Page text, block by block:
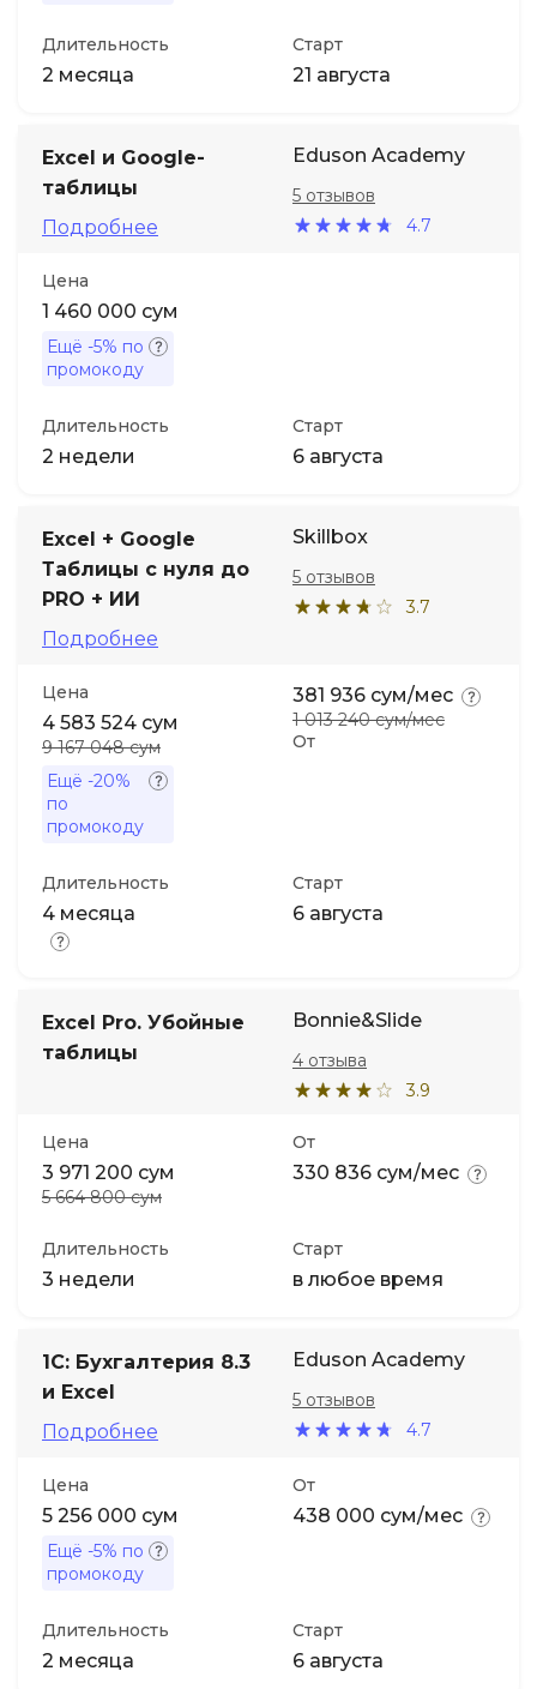
Длительность
2 месяца
Старт
21 августа
Excel и Google-
таблицы
Подробнее
Eduson Academy
4.7
5 отзывов
Цена
1 460 000 сум
Ещё -5% по
промокоду
Длительность
2 недели
Старт
6 августа
Excel + Google
Таблицы с нуля до
PRO + ИИ
Подробнее
Skillbox
3.7
5 отзывов
Цена
4 583 524 сум
9 167 048 сум
Ещё -20%
по
промокоду
От
381 936 сум/мес
1 013 240 сум/мес
Длительность
4 месяца
Старт
6 августа
Excel Pro. Убойные
таблицы
Bonnie&Slide
3.9
4 отзыва
Цена
3 971 200 сум
5 664 800 сум
От
330 836 сум/мес
Длительность
3 недели
Старт
в любое время
1C: Бухгалтерия 8.3
и Excel
Подробнее
Eduson Academy
4.7
5 отзывов
Цена
5 256 000 сум
Ещё -5% по
промокоду
От
438 000 сум/мес
Длительность
2 месяца
Старт
6 августа